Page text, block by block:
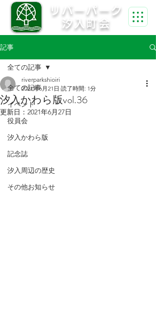
リバーパーク
汐入町会
記事
全ての記事
イベント
役員会
汐入かわら版
記念誌
汐入周辺の歴史
その他お知らせ
全ての記事
汐入かわら版vol.36
riverparkshioiri
2021年6月21日 読了時間: 1分
更新日： 2021年6月27日